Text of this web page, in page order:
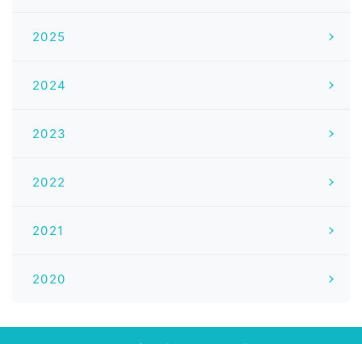
2025
2024
2023
2022
2021
2020